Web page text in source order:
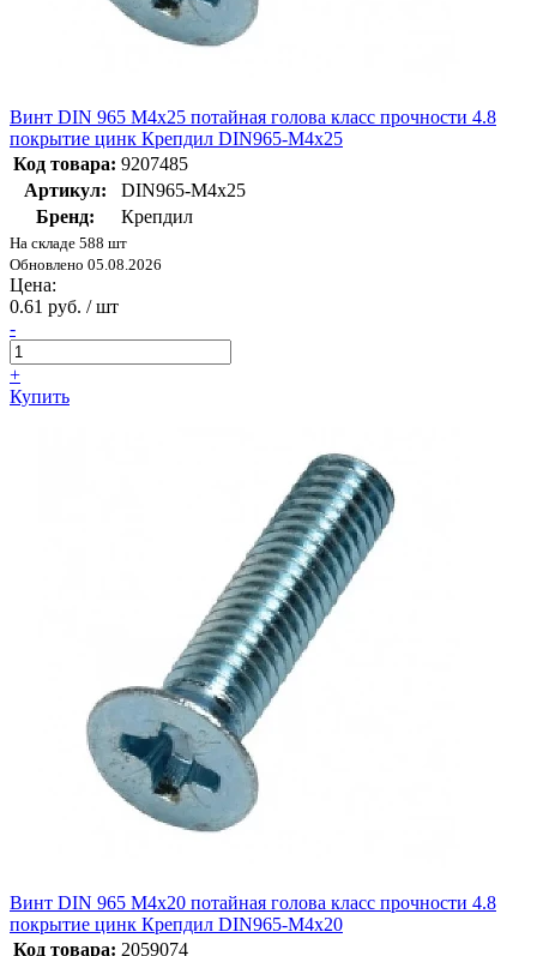
Винт DIN 965 М4х25 потайная голова класс прочности 4.8
покрытие цинк Крепдил DIN965-М4х25
Код товара: 9207485
Артикул:
DIN965-М4х25
Бренд:
Крепдил
На складе 588 шт
Обновлено 05.08.2026
Цена:
0.61 руб. / шт
-
+
Купить
Винт DIN 965 М4х20 потайная голова класс прочности 4.8
покрытие цинк Крепдил DIN965-М4х20
Код товара: 2059074